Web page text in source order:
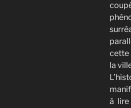
cette
la
à lire